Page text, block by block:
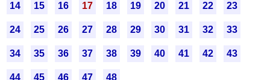
14 15 16 17 18 19 20 21 22 23
24 25 26 27 28 29 30 31 32 33
34 35 36 37 38 39 40 41 42 43
44 45 46 47
48